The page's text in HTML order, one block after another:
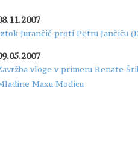
Jurančič proti Petru Jančiču
vloge v primeru Renate
Maxu Modicu